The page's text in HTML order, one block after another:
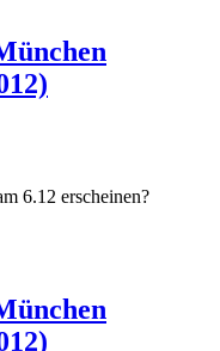
6.12 erscheinen?